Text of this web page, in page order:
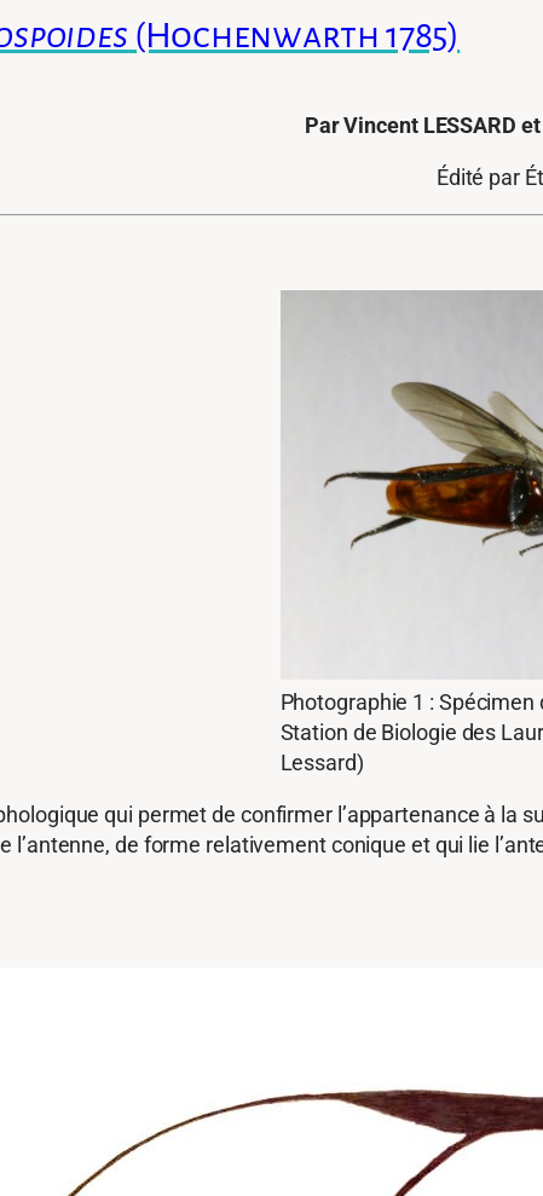
(Hochenwarth 1785)
Par Vincent LESSARD
Édité par
Photographie 1 : Spécimen
Station de Biologie des
Lessard)
qui permet de confirmer l’appartenance à la
l’antenne, de forme relativement conique et qui lie